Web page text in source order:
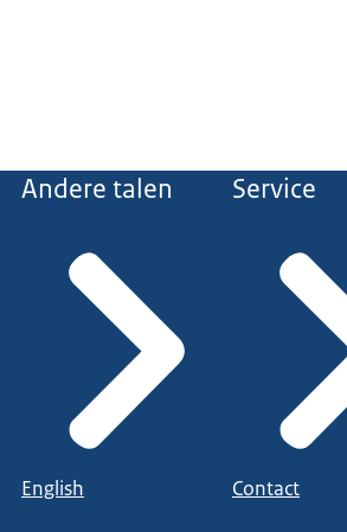
Andere talen
English
Service
Contact